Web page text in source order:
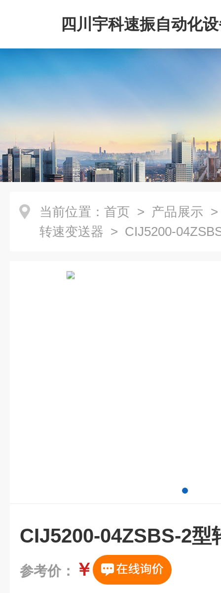
四川宇科速振自动化
公司
当前位置： 首页 > 产品展示
转速变送器 > CIJ5200-
CIJ5200-04ZSBS-2型
参考价： ￥